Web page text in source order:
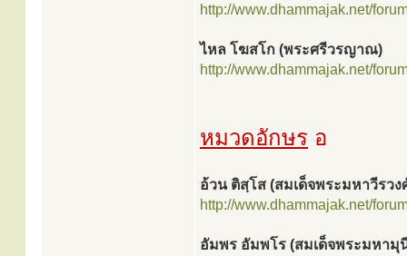
http://www.dhammajak.net/
ไหล โฆสโก (พระศรีวรญาณ)
http://www.dhammajak.net/
หมวดอักษร อ
อ้วน ติสฺโส (สมเด็จพระมหาวีรวง
http://www.dhammajak.net/
อัมพร อัมพโร (สมเด็จพระมหามุ